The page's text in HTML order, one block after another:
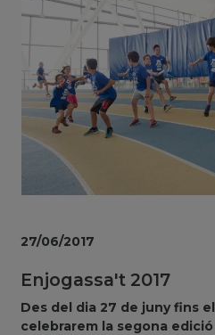
Enjogassa't 2017
Des del dia 27 de juny fins
celebrarem la segona
27/06/2017